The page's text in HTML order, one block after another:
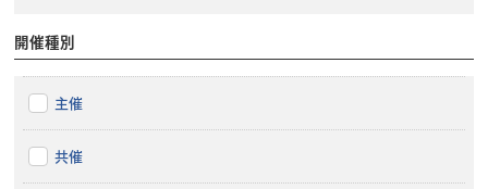
開催種別
主催
共催